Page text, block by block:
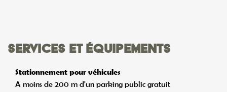
Services et équipements
Stationnement pour véhicules
A moins de 200 m d'un parking public gratuit